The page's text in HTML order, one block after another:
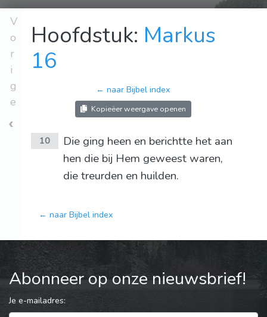
V
o
r
i
g
e
Hoofdstuk: Markus
16
← naar Bijbel index
Kopieëer weergave openen
10
Die ging heen en berichtte het aan
hen die bij Hem geweest waren,
die treurden en huilden.
← naar Bijbel index
Abonneer op onze nieuwsbrief!
Je e-mailadres: